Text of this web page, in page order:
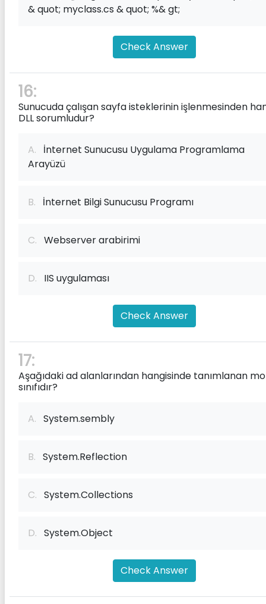
& quot; myclass.cs & quot; %& gt;
Check Answer
16:
Sunucuda çalışan sayfa isteklerinin işlenmesinden
DLL sorumludur?
A. İnternet Sunucusu Uygulama Programlama
Arayüzü
B. İnternet Bilgi Sunucusu Programı
C. Webserver arabirimi
D. IIS uygulaması
Check Answer
17:
Aşağıdaki ad alanlarından hangisinde tanımlanan
sınıfıdır?
A. System.sembly
B. System.Reflection
C. System.Collections
D. System.Object
Check Answer